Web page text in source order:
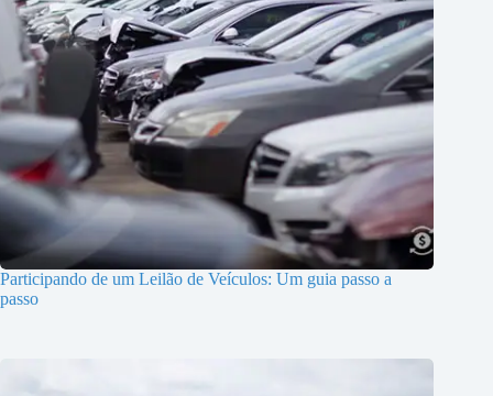
Participando de um Leilão de Veículos: Um guia passo a
passo